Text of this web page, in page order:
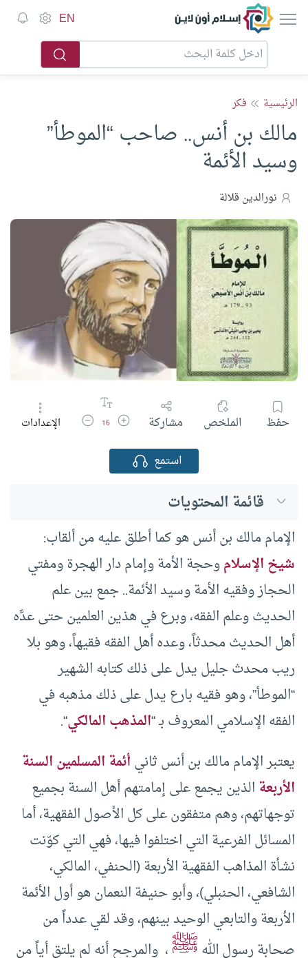
إسلام أون لاين EN
الرئيسية فكر
مالك بن أنس.. صاحب “الموطأ”
وسيد الأئمة
نورالدين قلالة
حفظ الملخص مشاركة زيادة حجم الخط
16 تقليل حجم الخط
الإعدادات
استمع
قائمة المحتويات
الإمام مالك بن أنس هو كما أطلق عليه من ألقاب:
شيخ الإسلاموحجة الأمة وإمام دار الهجرة ومفتي
الحجاز وفقيه الأمة وسيد الأئمة.. جمع بين علم
الحديث وعلم الفقه، وبرع في هذين العلمين حتى عدَّه
أهل الحديث محدثاً، وعده أهل الفقه فقيهاً، وهو بلا
ريب محدث جليل يدل على ذلك كتابه الشهير
“الموطأ”، وهو فقيه بارع يدل على ذلك مذهبه في
الفقه الإسلامي المعروف بـ “المذهب المالكي“.
يعتبر الإمام مالك بن أنس ثانيأئمة المسلمين السنة
الأربعةالذين يجمع على إمامتهم أهل السنة بجميع
توجهاتهم، وهم متفقون على كل الأصول الفقهية، أما
المسائل الفرعية التي اختلفوا فيها، فهي التي كوّنت
نشأة المذاهب الفقهية الأربعة (الحنفي، المالكي،
الشافعي، الحنبلي)، وأبو حنيفة النعمان هو أول الأئمة
الأربعة والتابعي الوحيد بينهم، وقد لقي عدداً من
صحابة رسول اللهﷺ، والمرجح أنه لم يلتق أياً من